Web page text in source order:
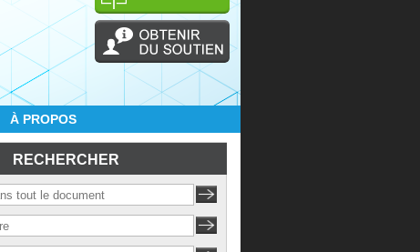
À PROPOS
RECHERCHER